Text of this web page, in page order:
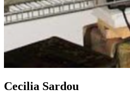
Cecilia Sardou